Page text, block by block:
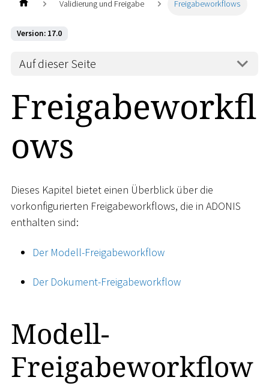
Validierung und Freigabe Freigabeworkflows
Version: 17.0
Auf dieser Seite
Freigabeworkfl
ows
Dieses Kapitel bietet einen Überblick über die
vorkonfigurierten Freigabeworkflows, die in ADONIS
enthalten sind:
Der Modell-Freigabeworkflow
Der Dokument-Freigabeworkflow
Modell-
Freigabeworkflow